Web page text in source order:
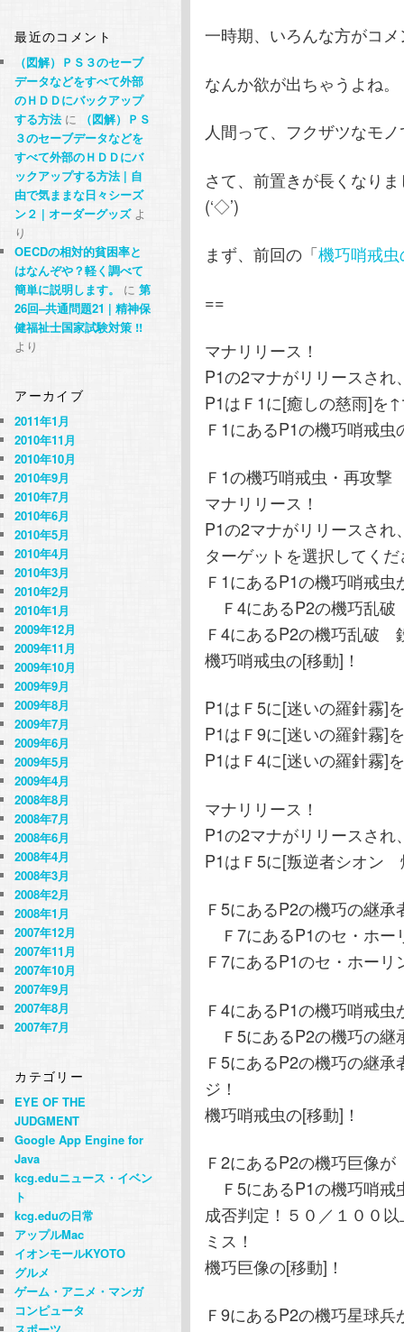
一時期、いろんな方がコ
なんか欲が出ちゃうよね。
人間って、フクザツなモ
さて、前置きが長くなり
(‘◇’)ゞ
まず、前回の「機巧哨戒
==
マナリリース！
P1の2マナがリリースさ
P1はＦ1に[癒しの慈雨]を
Ｆ1にあるP1の機巧哨戒
Ｆ1の機巧哨戒虫・再攻撃
マナリリース！
P1の2マナがリリースさ
ターゲットを選択してく
Ｆ1にあるP1の機巧哨戒虫
Ｆ4にあるP2の機巧乱
Ｆ4にあるP2の機巧乱破
機巧哨戒虫の[移動]！
P1はＦ5に[迷いの羅針霧]
P1はＦ9に[迷いの羅針霧]
P1はＦ4に[迷いの羅針霧]
マナリリース！
P1の2マナがリリースさ
P1はＦ5に[叛逆者シオン
Ｆ5にあるP2の機巧の継
Ｆ7にあるP1のセ・ホー
Ｆ7にあるP1のセ・ホー
Ｆ4にあるP1の機巧哨戒虫
Ｆ5にあるP2の機巧の
Ｆ5にあるP2の機巧の継
ジ！
機巧哨戒虫の[移動]！
Ｆ2にあるP2の機巧巨像が
Ｆ5にあるP1の機巧哨戒
成否判定！５０／１００
ミス！
機巧巨像の[移動]！
Ｆ9にあるP2の機巧星球兵
最近のコメント
（図解）ＰＳ３のセーブ
データなどをすべて外部
のＨＤＤにバックアップ
する方法に
（図解）ＰＳ
３のセーブデータなどを
すべて外部のＨＤＤにバ
ックアップする方法 | 自
由で気ままな日々シーズ
ン２ | オーダーグッズよ
り
OECDの相対的貧困率と
はなんぞや？軽く調べて
簡単に説明します。
に第
26回–共通問題21 | 精神保
健福祉士国家試験対策 !!
より
アーカイブ
2011年1月
2010年11月
2010年10月
2010年9月
2010年7月
2010年6月
2010年5月
2010年4月
2010年3月
2010年2月
2010年1月
2009年12月
2009年11月
2009年10月
2009年9月
2009年8月
2009年7月
2009年6月
2009年5月
2009年4月
2008年8月
2008年7月
2008年6月
2008年4月
2008年3月
2008年2月
2008年1月
2007年12月
2007年11月
2007年10月
2007年9月
2007年8月
2007年7月
カテゴリー
EYE OF THE
JUDGMENT
Google App Engine for
Java
kcg.eduニュース・イベン
ト
kcg.eduの日常
アップルMac
イオンモールKYOTO
グルメ
ゲーム・アニメ・マンガ
コンピュータ